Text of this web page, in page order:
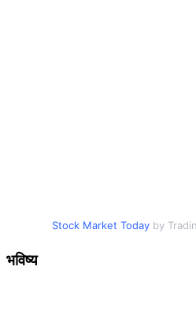
Stock Market Today by
भविष्य